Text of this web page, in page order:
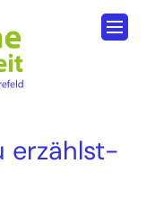
erzählst-